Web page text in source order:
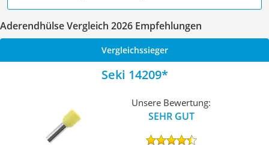
Aderendhülse Vergleich 2026 Empfehlungen
Vergleichssieger
Seki 14209
Unsere Bewertung:
SEHR GUT